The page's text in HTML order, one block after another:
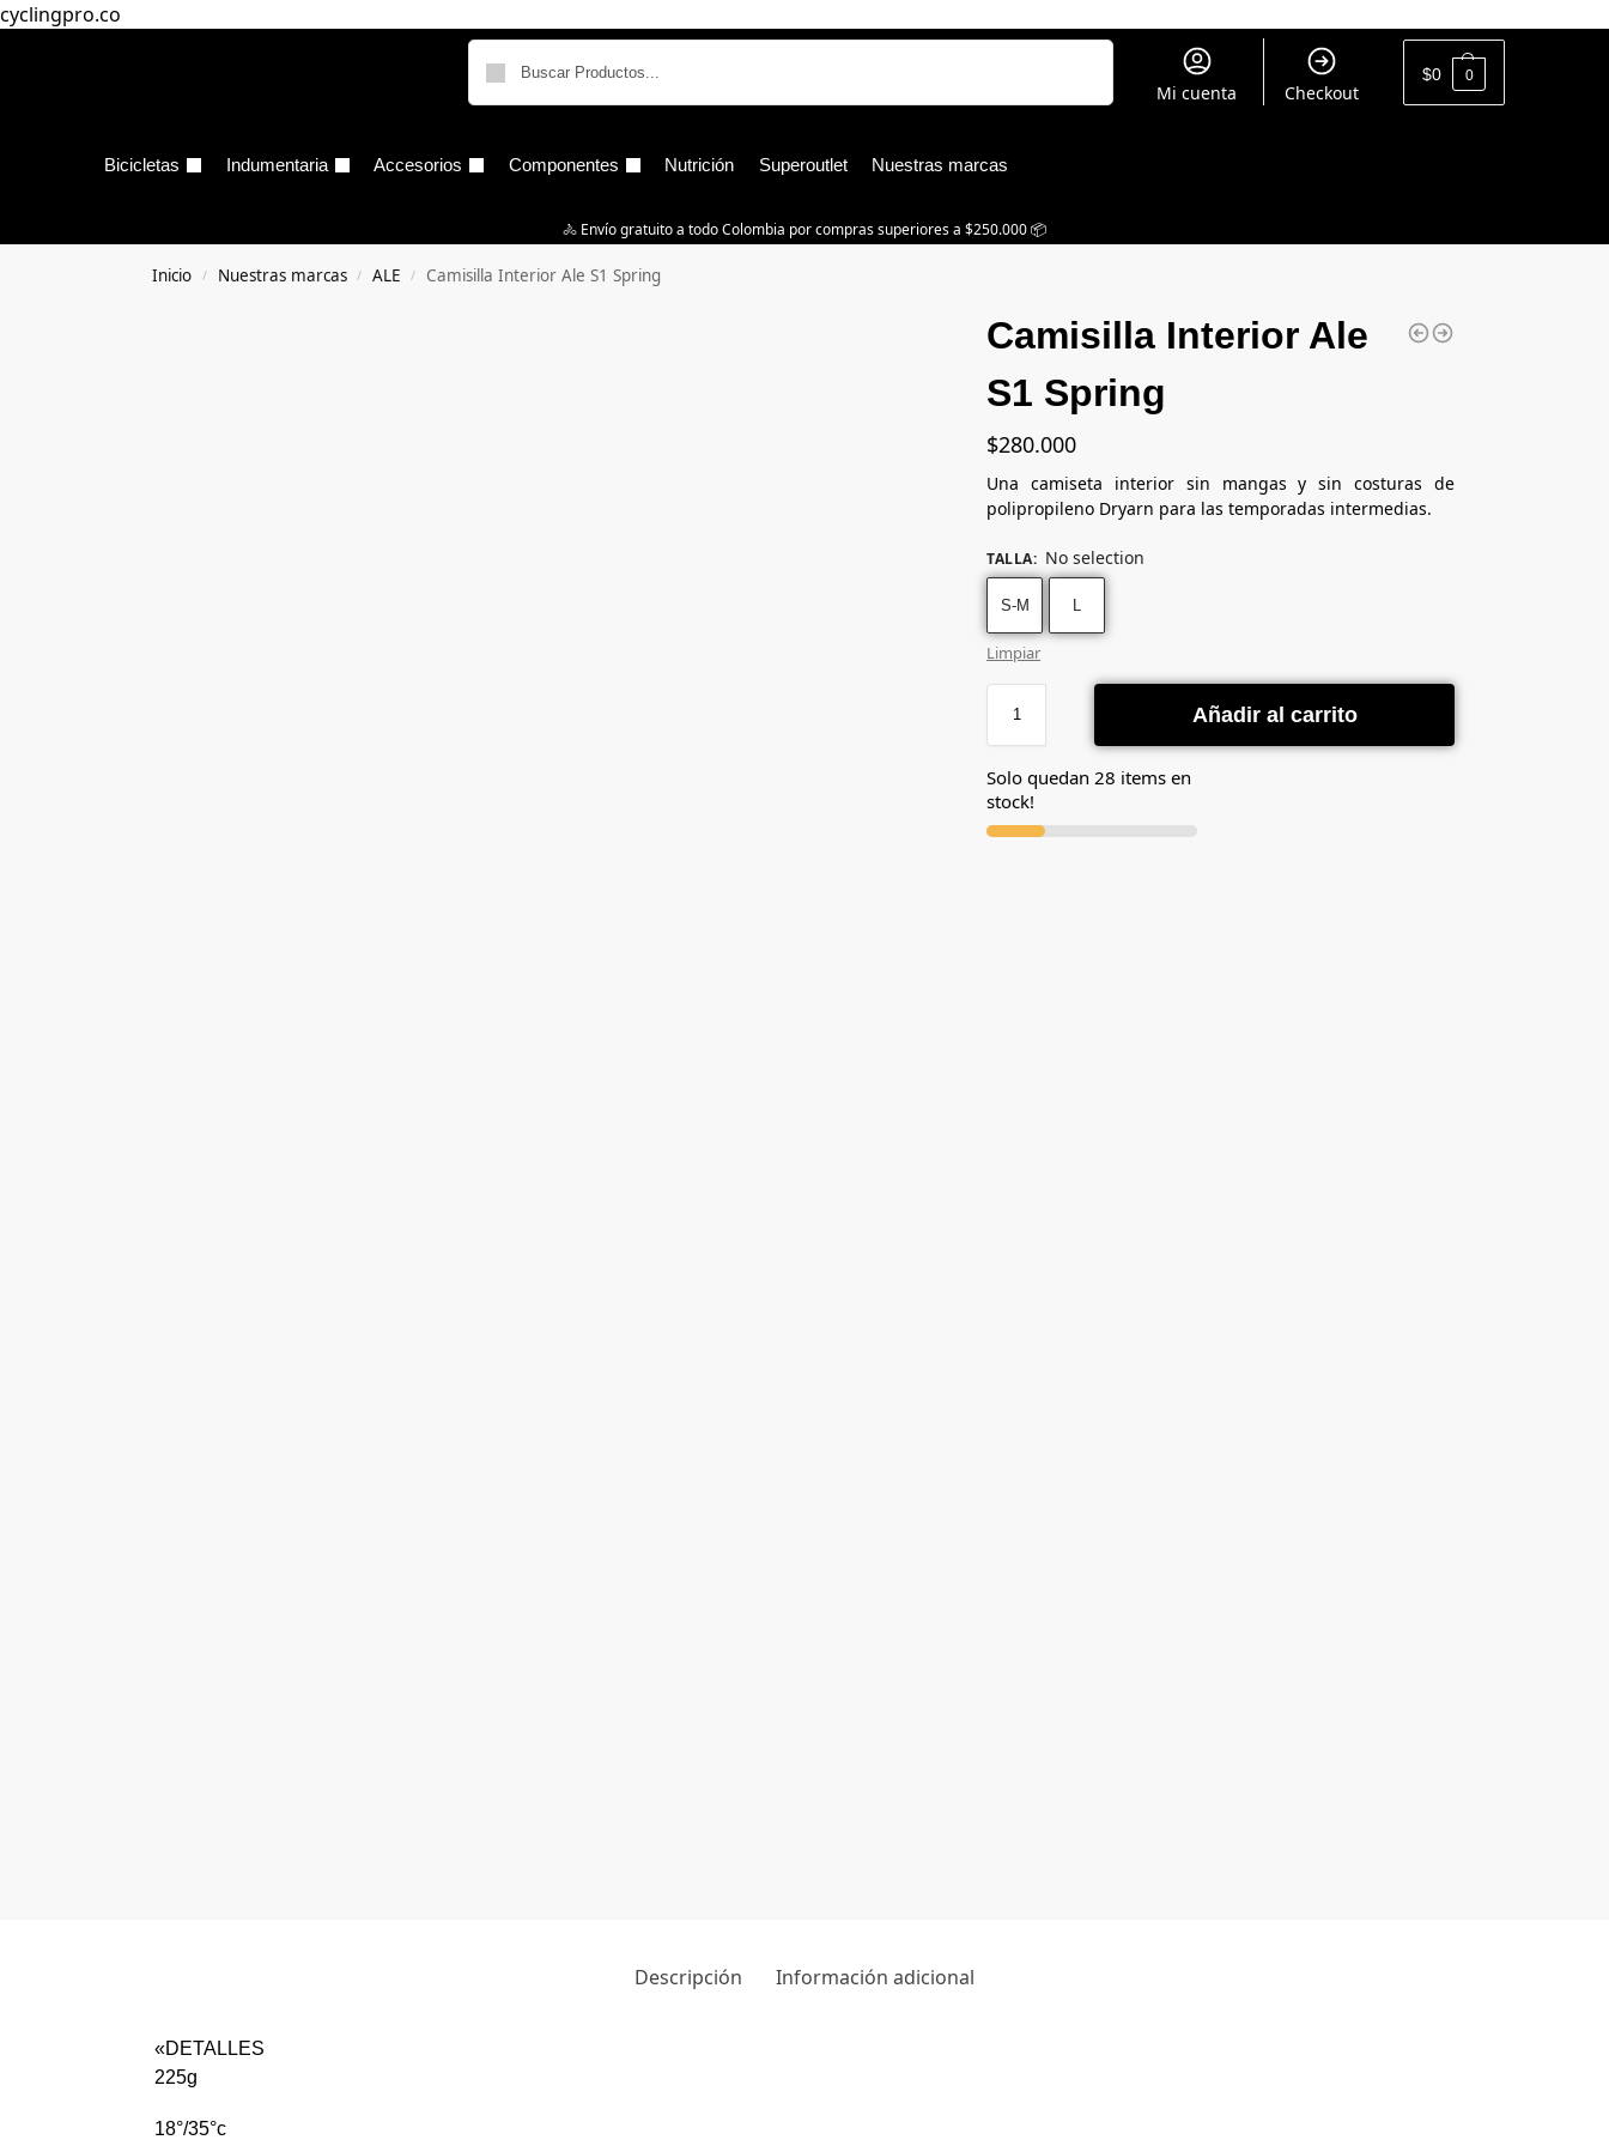
cyclingpro.co
Mi cuenta Checkout
$0 0
Bicicletas Indumentaria Accesorios Componentes Nutrición Superoutlet Nuestras marcas
🚴‍ Envío gratuito a todo Colombia por compras superiores a $250.000 📦
Inicio / Nuestras marcas / ALE / Camisilla Interior Ale S1 Spring
Camisilla Interior Ale
S1 Spring
$280.000
Una camiseta interior sin mangas y sin costuras de
polipropileno Dryarn para las temporadas intermedias.
TALLA: No selection
S-M L
Limpiar
Añadir al carrito
Solo quedan 28 items en
stock!
Descripción Información adicional
«DETALLES
225g
18°/35°c